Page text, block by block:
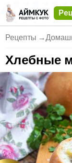
Рецепты →
Хлебные